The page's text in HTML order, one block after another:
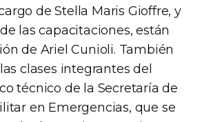
de Stella Maris Gioffre, y
las capacitaciones, están
de Ariel Cunioli. También
clases integrantes del
técnico de la Secretaría de
en Emergencias, que se